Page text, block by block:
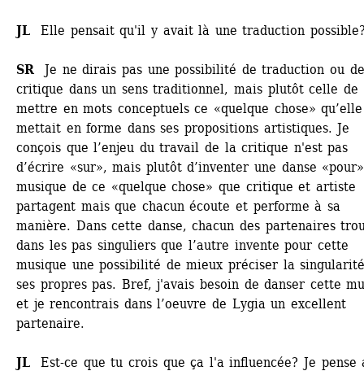
JL Elle pensait qu'il y avait là une traduction
SR
Je ne dirais pas une possibilité de traduction ou de
critique dans un sens traditionnel, mais plutôt celle de
mettre en mots conceptuels ce «quelque chose» qu’elle
mettait en forme dans ses propositions artistiques. Je
conçois que l’enjeu du travail de la critique n'est pas
d’écrire «sur», mais plutôt d’inventer une danse
musique de ce «quelque chose» que critique et artiste
partagent mais que chacun écoute et performe à sa
manière. Dans cette danse, chacun des partenaires
dans les pas singuliers que l’autre invente pour cette
musique une possibilité de mieux préciser la
ses propres pas. Bref, j'avais besoin de danser cette
et je rencontrais dans l’oeuvre de Lygia un excellent
partenaire.
JL
Est-ce que tu crois que ça l'a influencée? Je pense